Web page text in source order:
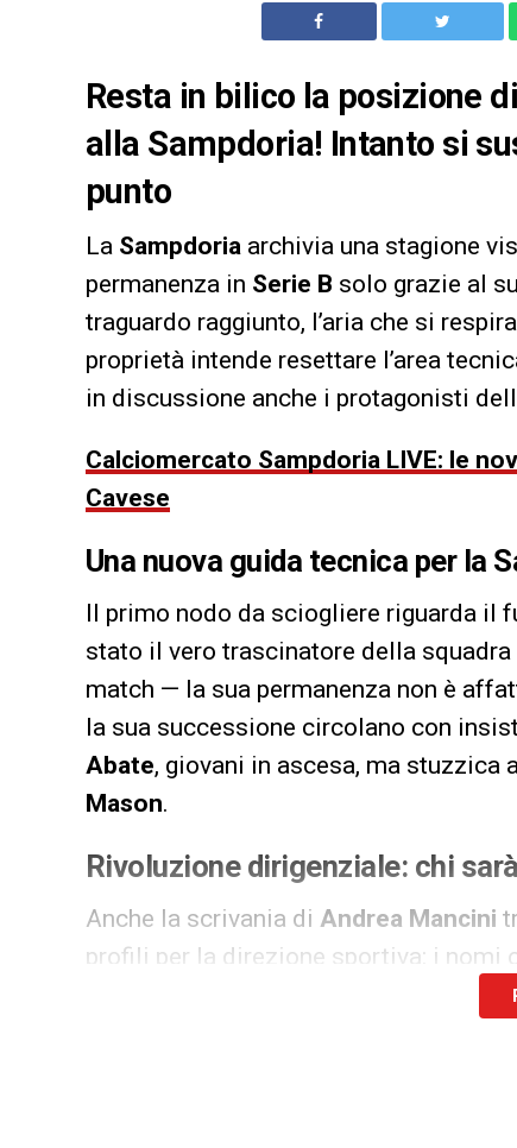
Resta in bilico la posizione
alla Sampdoria! Intanto si
punto
La Sampdoria archivia una stagione
permanenza in Serie B solo grazie al
traguardo raggiunto, l’aria che si
proprietà intende resettare l’area
in discussione anche i protagonisti
Calciomercato Sampdoria LIVE: le
Cavese
Una nuova guida tecnica per la
Il primo nodo da sciogliere riguarda il
stato il vero trascinatore della
match — la sua permanenza non è
la sua successione circolano con
Abate, giovani in ascesa, ma stuzzica
Mason.
Rivoluzione dirigenziale: chi
Anche la scrivania di Andrea Mancini
profili per la direzione sportiva: i nomi